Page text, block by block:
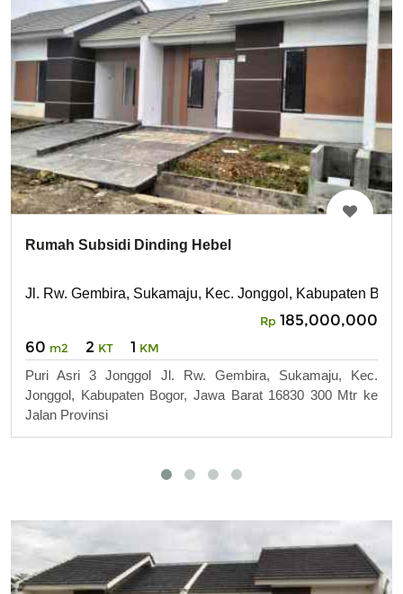
Rumah Subsidi Dinding Hebel
Jl. Rw. Gembira, Sukamaju, Kec. Jonggol, Kabupaten
Rp 185,000,000
60 m2 2 KT 1 KM
Puri Asri 3 Jonggol Jl. Rw. Gembira, Sukamaju, Kec.
Jonggol, Kabupaten Bogor, Jawa Barat 16830 300 Mtr ke
Jalan Provinsi